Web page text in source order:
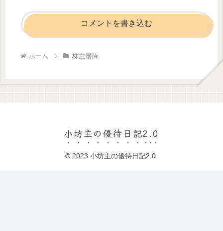
コメントを書き込む
ホーム 株主優待
小坊主の優待日記2.0
© 2023 小坊主の優待日記2.0.